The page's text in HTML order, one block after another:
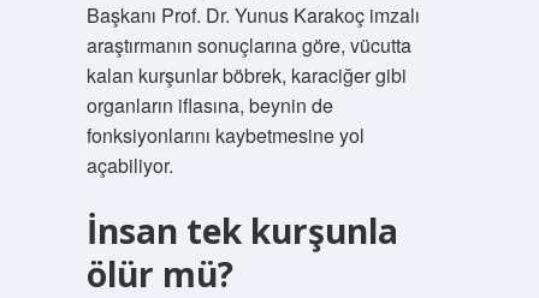
Başkanı Prof. Dr. Yunus Karakoç imzalı
araştırmanın sonuçlarına göre, vücutta
kalan kurşunlar böbrek, karaciğer gibi
organların iflasına, beynin de
fonksiyonlarını kaybetmesine yol
açabiliyor.
İnsan tek kurşunla
ölür mü?